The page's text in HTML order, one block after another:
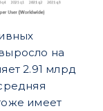
на
2.91 млрд
имеет